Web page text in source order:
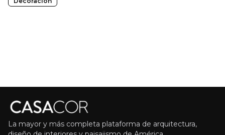
La mayor y más completa plataforma de arquitectura,